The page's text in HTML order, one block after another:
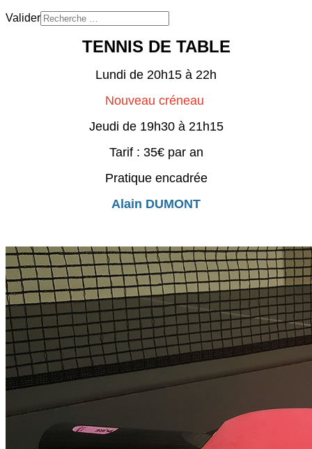
Valider
for results.TENNIS DE TABLE
Lundi de 20h15 à 22h
Nouveau créneau
Jeudi de 19h30 à 21h15
Tarif : 35€ par an
Pratique encadrée
Alain DUMONT